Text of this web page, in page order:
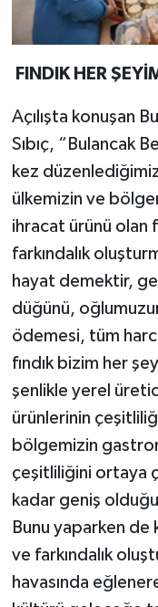
FINDIK HER
Açılışta konuşan
Sıbıç, “Bulancak
kez
ülkemizin ve
ihracat ürünü olan
farkındalık
hayat demektir,
düğünü,
ödemesi, tüm
fındık bizim her
şenlikle yerel
ürünlerinin
bölgemizin
çeşitliliğini ortaya
kadar geniş
Bunu yaparken
ve farkındalık
havasında